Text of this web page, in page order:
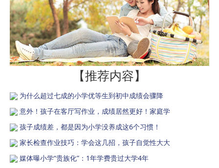
【推荐内容】
为什么超过七成的小学优等生到初中成绩会骤降
意外！孩子在客厅写作业，成绩居然更好！家庭学
孩子成绩差，都是因为小学没养成这6个习惯！
家长检查作业技巧：学会这几招，孩子自觉性大大
媒体曝小学“贵族化”：1年学费贵过大学4年